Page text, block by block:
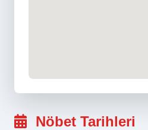
Nöbet Tarihleri